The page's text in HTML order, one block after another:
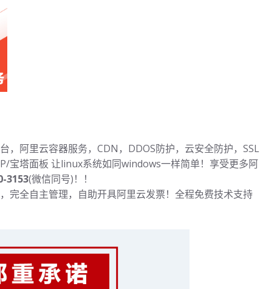
，阿里云容器服务，CDN，DDOS防护，云安全防护，SSL
宝塔面板 让linux系统如同windows一样简单！享受更多阿
3153(微信同号)！！
完全自主管理，自助开具阿里云发票！全程免费技术支持